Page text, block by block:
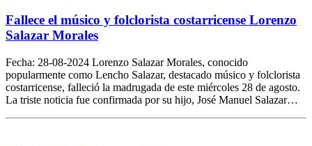
Fallece el músico y folclorista costarricense Lorenzo
Salazar Morales
Fecha: 28-08-2024 Lorenzo Salazar Morales, conocido
popularmente como Lencho Salazar, destacado músico y folclorista
costarricense, falleció la madrugada de este miércoles 28 de agosto.
La triste noticia fue confirmada por su hijo, José Manuel Salazar…